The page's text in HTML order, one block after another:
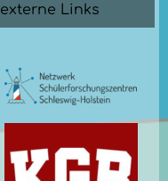
externe Links